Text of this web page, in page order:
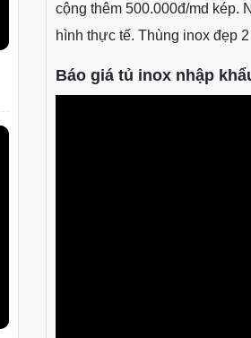
cộng thêm 500.000đ/md kép.
hình thực tế. Thùng inox đẹp
Báo giá tủ inox nhập